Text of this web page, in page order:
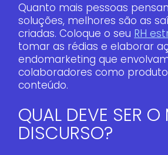
Quanto mais pessoas
soluções, melhores são as
criadas. Coloque o seu RH
tomar as rédias e elaborar
endomarketing que
colaboradores como
conteúdo.
QUAL DEVE SER O
DISCURSO?